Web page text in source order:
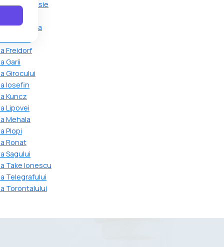
Ciarda Rosie
Crisan
Dambovita
Freidorf
Garii
Girocului
Iosefin
Kuncz
Lipovei
Mehala
Plopi
Ronat
Sagului
Take Ionescu
Telegrafului
Torontalului